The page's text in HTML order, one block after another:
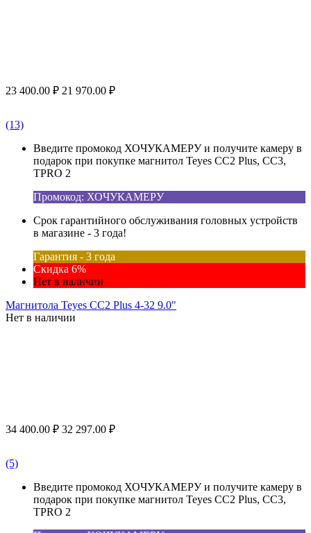
23 400.00 ₽ 21 970.00 ₽
(13)
Введите промокод ХОЧУКАМЕРУ и получите камеру в
подарок при покупке магнитол Teyes CC2 Plus, CC3,
TPRO 2
Промокод: ХОЧУКАМЕРУ
Срок гарантийного обслуживания головных устройств
в магазине - 3 года!
Гарантия - 3 года
Скидка 6%
Нет в наличии
Магнитола Teyes CC2 Plus 4-32 9.0"
Нет в наличии
34 400.00 ₽ 32 297.00 ₽
(5)
Введите промокод ХОЧУКАМЕРУ и получите камеру в
подарок при покупке магнитол Teyes CC2 Plus, CC3,
TPRO 2